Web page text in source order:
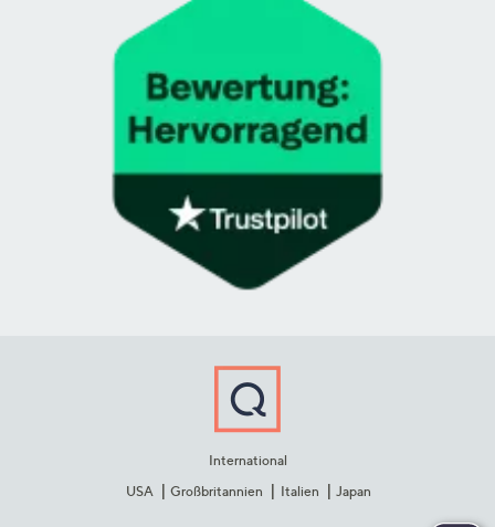
International
USA
Großbritannien Italien Japan